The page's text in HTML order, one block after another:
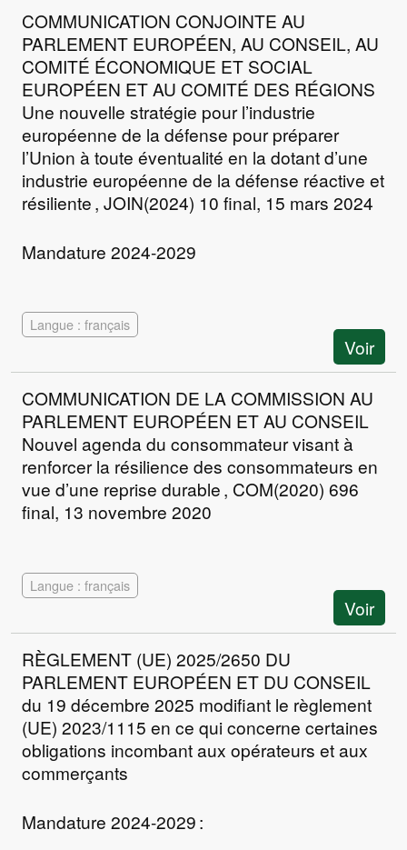
COMMUNICATION CONJOINTE AU
PARLEMENT EUROPÉEN, AU CONSEIL, AU
COMITÉ ÉCONOMIQUE ET SOCIAL
EUROPÉEN ET AU COMITÉ DES RÉGIONS
Une nouvelle stratégie pour l’industrie
européenne de la défense pour préparer
l’Union à toute éventualité en la dotant d’une
industrie européenne de la défense réactive et
résiliente , JOIN(2024) 10 final, 15 mars 2024
Mandature 2024-2029
Langue : français
Voir
COMMUNICATION DE LA COMMISSION AU
PARLEMENT EUROPÉEN ET AU CONSEIL
Nouvel agenda du consommateur visant à
renforcer la résilience des consommateurs en
vue d’une reprise durable , COM(2020) 696
final, 13 novembre 2020
Langue : français
Voir
RÈGLEMENT (UE) 2025/2650 DU
PARLEMENT EUROPÉEN ET DU CONSEIL
du 19 décembre 2025 modifiant le règlement
(UE) 2023/1115 en ce qui concerne certaines
obligations incombant aux opérateurs et aux
commerçants
Mandature 2024-2029 :